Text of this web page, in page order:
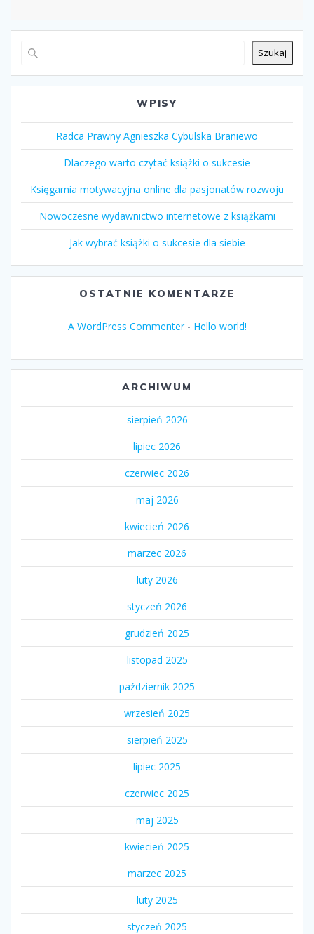
Szukaj
WPISY
Radca Prawny Agnieszka Cybulska Braniewo
Dlaczego warto czytać książki o sukcesie
Księgarnia motywacyjna online dla pasjonatów rozwoju
Nowoczesne wydawnictwo internetowe z książkami
Jak wybrać książki o sukcesie dla siebie
OSTATNIE KOMENTARZE
A WordPress Commenter- Hello world!
ARCHIWUM
sierpień 2026
lipiec 2026
czerwiec 2026
maj 2026
kwiecień 2026
marzec 2026
luty 2026
styczeń 2026
grudzień 2025
listopad 2025
październik 2025
wrzesień 2025
sierpień 2025
lipiec 2025
czerwiec 2025
maj 2025
kwiecień 2025
marzec 2025
luty 2025
styczeń 2025